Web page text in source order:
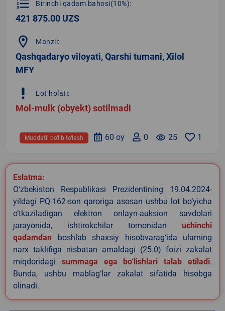
format_list_numbered Birinchi qadam bahosi(10%):
421 875.00 UZS
location_on Manzil:
Qashqadaryo viloyati, Qarshi tumani, Xilol
MFY
priority_high Lot holati:
Mol-mulk (obyekt) sotilmadi
1
remove_red_eye 25
0
60 oy
Muddatli bo‘lib to‘lash
Eslatma:
O‘zbekiston Respublikasi Prezidentining 19.04.2024-
yildagi PQ-162-son qaroriga asosan ushbu lot bo‘yicha
o‘tkaziladigan elektron onlayn-auksion savdolari
jarayonida, ishtirokchilar tomonidan uchinchi
qadamdan boshlab shaxsiy hisobvarag‘ida ularning
narx taklifiga nisbatan amaldagi (25.0) foizi zakalat
miqdoridagi summaga ega bo‘lishlari talab etiladi.
Bunda, ushbu mablag‘lar zakalat sifatida hisobga
olinadi.